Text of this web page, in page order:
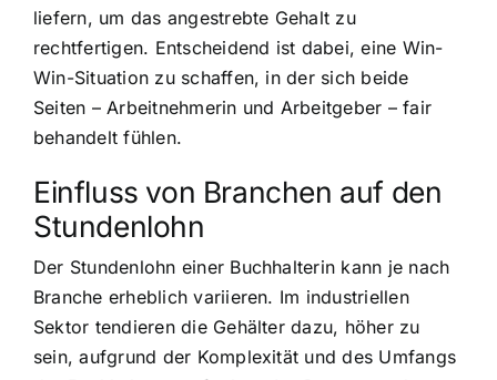
liefern, um das angestrebte Gehalt zu
rechtfertigen. Entscheidend ist dabei, eine Win-
Win-Situation zu schaffen, in der sich beide
Seiten – Arbeitnehmerin und Arbeitgeber – fair
behandelt fühlen.
Einfluss von Branchen auf den
Stundenlohn
Der Stundenlohn einer Buchhalterin kann je nach
Branche erheblich variieren. Im industriellen
Sektor tendieren die Gehälter dazu, höher zu
sein, aufgrund der Komplexität und des Umfangs